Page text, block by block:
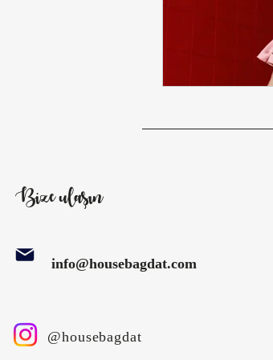
Bize ulaşın
info@housebagdat.com
@housebagdat